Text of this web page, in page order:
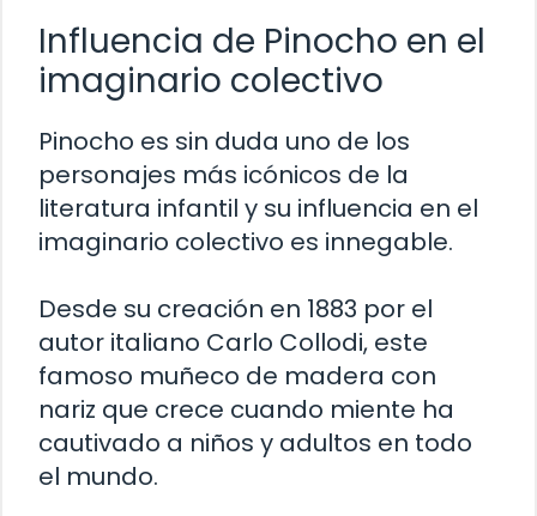
Influencia de Pinocho en el
imaginario colectivo
Pinocho es sin duda uno de los
personajes más icónicos de la
literatura infantil y su influencia en el
imaginario colectivo es innegable.
Desde su creación en 1883 por el
autor italiano Carlo Collodi, este
famoso muñeco de madera con
nariz que crece cuando miente ha
cautivado a niños y adultos en todo
el mundo.